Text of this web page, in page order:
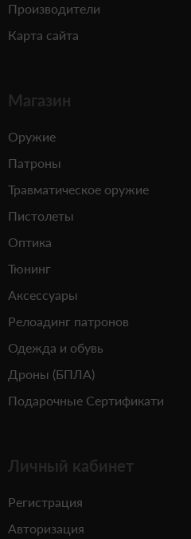
Производители
Карта сайта
Магазин
Оружие
Патроны
Травматическое оружие
Пистолеты
Оптика
Тюнинг
Аксессуары
Релоадинг патронов
Одежда и обувь
Дроны (БПЛА)
Подарочные Сертификати
Личный кабинет
Регистрация
Авторизация